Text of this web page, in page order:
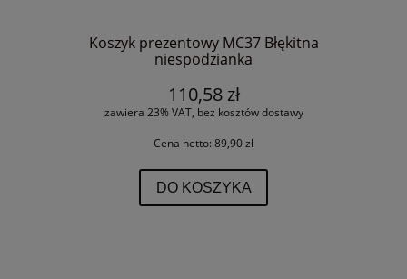
Koszyk prezentowy MC37 Błękitna
niespodzianka
110,58 zł
zawiera 23% VAT, bez kosztów dostawy
Cena netto: 89,90 zł
DO KOSZYKA